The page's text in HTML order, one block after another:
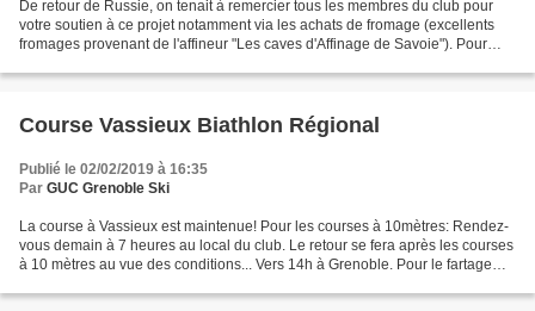
De retour de Russie, on tenait à remercier tous les membres du club pour
votre soutien à ce projet notamment via les achats de fromage (excellents
fromages provenant de l'affineur "Les caves d'Affinage de Savoie"). Pour
Course Vassieux Biathlon Régional
Publié le 02/02/2019 à 16:35
Par GUC Grenoble Ski
La course à Vassieux est maintenue! Pour les courses à 10mètres: Rendez-
vous demain à 7 heures au local du club. Le retour se fera après les courses
à 10 mètres au vue des conditions... Vers 14h à Grenoble. Pour le fartage